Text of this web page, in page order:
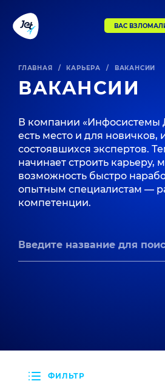
ВАС
ГЛАВНАЯ / КАРЬЕРА / ВАКАНСИИ
ВАКАНСИИ
В компании «Инфосистемы
есть место и для новичков,
состоявшихся экспертов.
начинает строить карьеру,
возможность быстро
опытным специалистам —
компетенции.
ФИЛЬТР